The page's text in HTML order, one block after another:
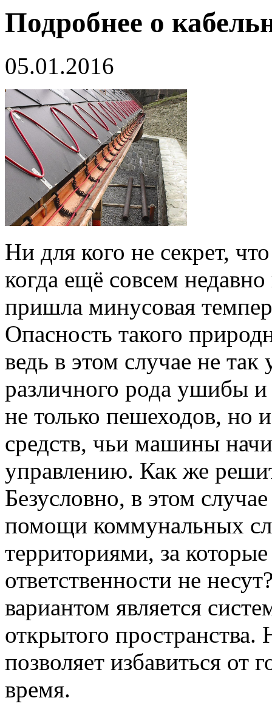
Подробнее о
05.01.2016
Ни для кого не секрет,
когда ещё совсем
пришла минусовая
Опасность такого
ведь в этом случае не
различного рода ушибы
не только пешеходов, но
средств, чьи машины
управлению. Как же
Безусловно, в этом
помощи коммунальных
территориями, за
ответственности не
вариантом является
открытого пространства.
позволяет избавиться от
время.